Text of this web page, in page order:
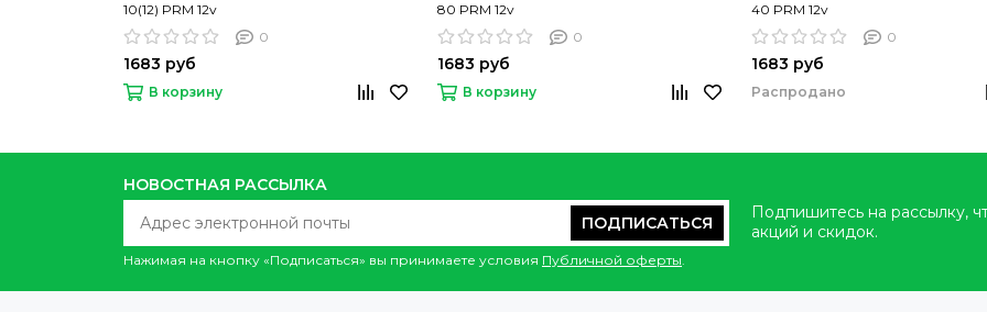
10(12) PRM 12v
0
1683 руб
В корзину
80 PRM 12v
0
1683 руб
В корзину
40 PRM 12v
0
1683 руб
Распродано
НОВОСТНАЯ РАССЫЛКА
ПОДПИСАТЬСЯ
Нажимая на кнопку «Подписаться» вы принимаете условия Публичной оферты.
Подпишитесь на рассылку,
акций и скидок.